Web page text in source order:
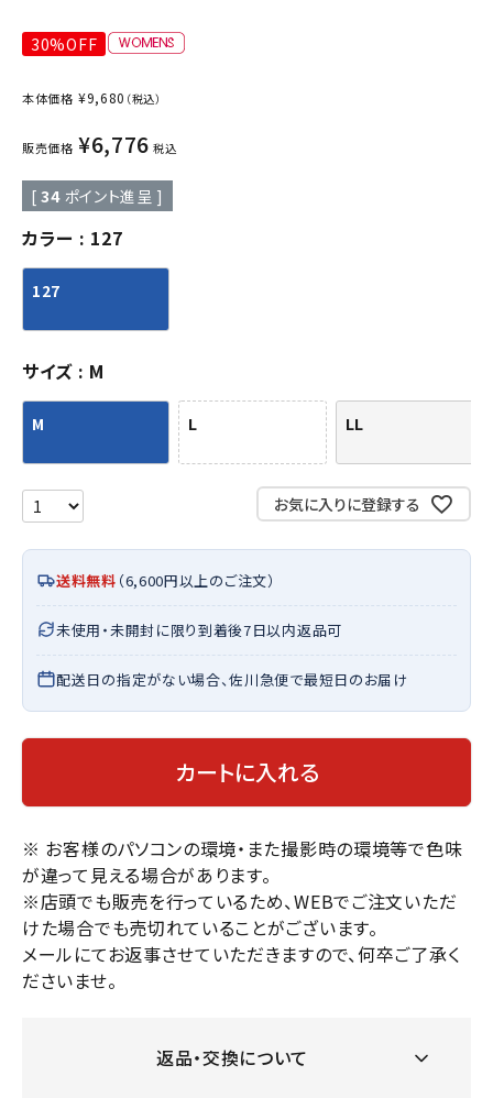
30%OFF
本体価格 ¥9,680 （税込）
販売価格 ¥6,776 税込
[ 34 ポイント進呈 ]
カラー 127
127
サイズ M
M L LL
お気に入りに登録する
送料無料 （6,600円以上のご注文）
未使用・未開封に限り到着後7日以内返品可
配送日の指定がない場合、佐川急便で最短日のお届け
カートに入れる
※ お客様のパソコンの環境・また撮影時の環境等で色味
が違って見える場合があります。
※店頭でも販売を行っているため、WEBでご注文いただ
けた場合でも売切れていることがございます。
メールにてお返事させていただきますので、何卒ご了承く
ださいませ。
返品・交換について